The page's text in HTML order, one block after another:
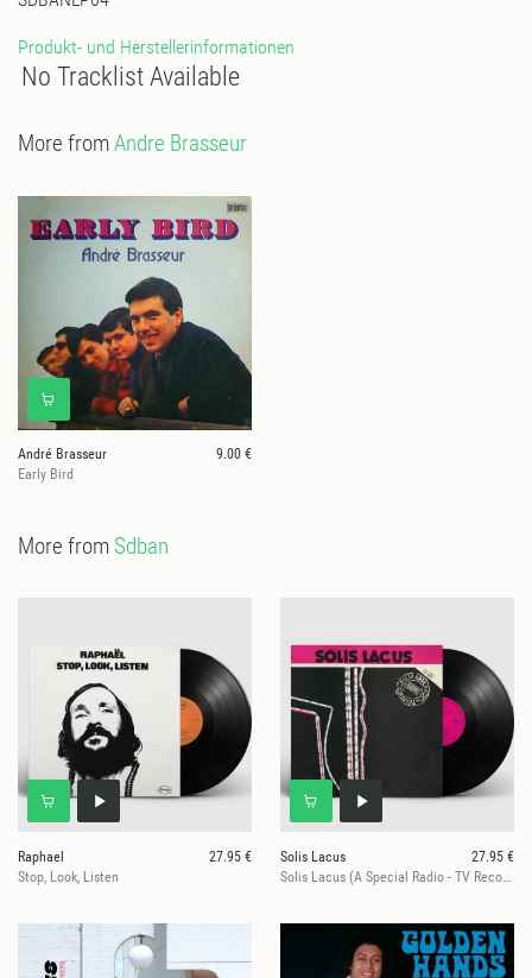
Produkt- und Herstellerinformationen
No Tracklist Available
More fromAndre Brasseur
André Brasseur
9.00 €
Early Bird
More from Sdban
Raphael
27.95 €
Stop, Look, Listen
Solis Lacus
27.95 €
Solis Lacus (A Special Radio - TV Record No.15)